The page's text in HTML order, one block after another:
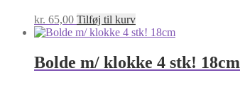
kr. 65,00 Tilføj til kurv
Bolde m/ klokke 4 stk! 18cm